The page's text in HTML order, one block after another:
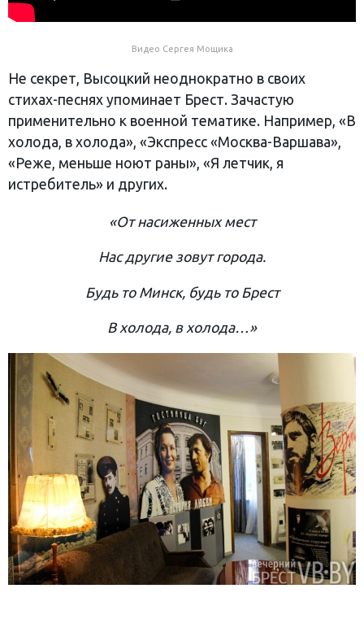
Видео Сергея Мощика
Не секрет, Высоцкий неоднократно в своих
стихах-песнях упоминает Брест. Зачастую
применительно к военной тематике. Например, «В
холода, в холода», «Экспресс «Москва-Варшава»,
«Реже, меньше ноют раны», «Я летчик, я
истребитель» и других.
«От насиженных мест
Нас другие зовут города.
Будь то Минск, будь то Брест
В холода, в холода…»